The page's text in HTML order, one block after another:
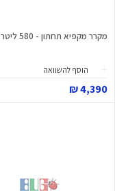
מקרר מקפיא תחתון - 580 ליטר Beko...
הוסף להשוואה
4,390 ₪